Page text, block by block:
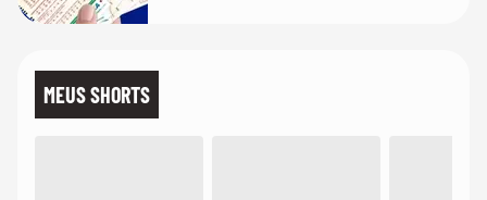
MEUS SHORTS